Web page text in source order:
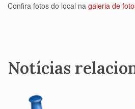
Confira fotos do local na galeria de
Notícias